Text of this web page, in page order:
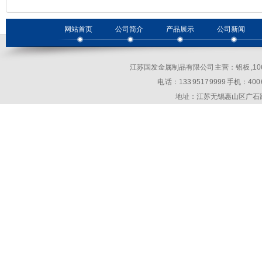
网站首页 公司简介 产品展示 公司新闻
江苏国发金属制品有限公司 主营：铝板
电 话：133 9517 9999 手机：
地址：江苏无锡惠山区广